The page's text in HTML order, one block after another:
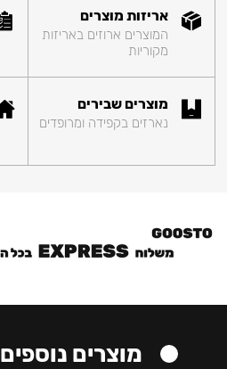
אריזות מוצרים
המוצרים ארוזים באריזות
מקוריות
מוצרים שבירים
נארזים בקפידה ומרופדים
מוצרים נוספים